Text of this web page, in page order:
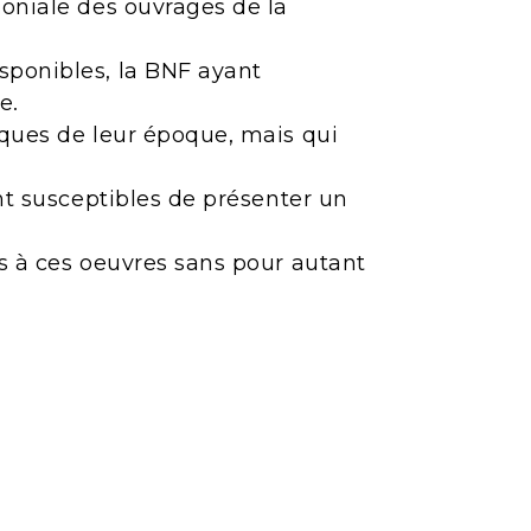
des ouvrages de la
la BNF ayant
de leur époque, mais qui
susceptibles de présenter un
ces oeuvres sans pour autant